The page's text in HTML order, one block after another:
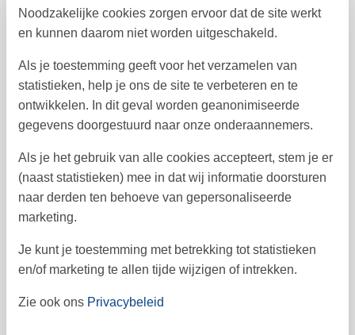
ma di wo do vr za zo
32 5 6
33 10 11 12 13 14 15
35 24 25 26 27 28 29 30
31
ma di wo do vr za zo
Noodzakelijke cookies zorgen ervoor dat de site werkt
en kunnen daarom niet worden uitgeschakeld.
Als je toestemming geeft voor het verzamelen van
statistieken, help je ons de site te verbeteren en te
ontwikkelen. In dit geval worden geanonimiseerde
gegevens doorgestuurd naar onze onderaannemers.
Als je het gebruik van alle cookies accepteert, stem je er
(naast statistieken) mee in dat wij informatie doorsturen
naar derden ten behoeve van gepersonaliseerde
marketing.
Je kunt je toestemming met betrekking tot statistieken
en/of marketing te allen tijde wijzigen of intrekken.
Zie ook ons Privacybeleid